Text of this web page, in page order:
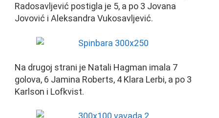
Radosavljević postigla je 5, a po 3 Jovana
Jovović i Aleksandra Vukosavljević.
Na drugoj strani je Natali Hagman imala 7
golova, 6 Jamina Roberts, 4 Klara Lerbi, a po 3
Karlson i Lofkvist.